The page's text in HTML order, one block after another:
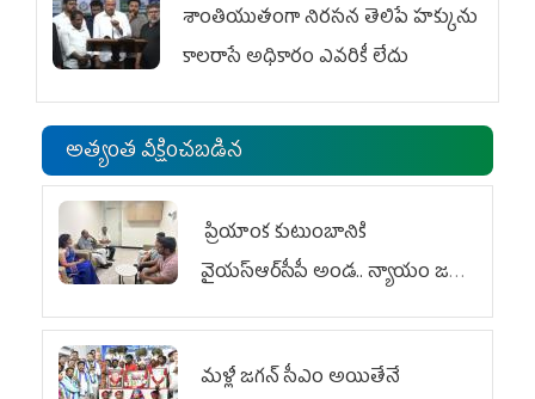
శాంతియుతంగా నిరసన తెలిపే హక్కును
కాలరాసే అధికారం ఎవరికీ లేదు
అత్యంత వీక్షించబడిన
ప్రియాంక కుటుంబానికి
వైయ‌స్ఆర్‌సీపీ అండ.. న్యాయం జరిగే
వరకు పోరాటం
మళ్లీ జగన్ సీఎం అయితేనే